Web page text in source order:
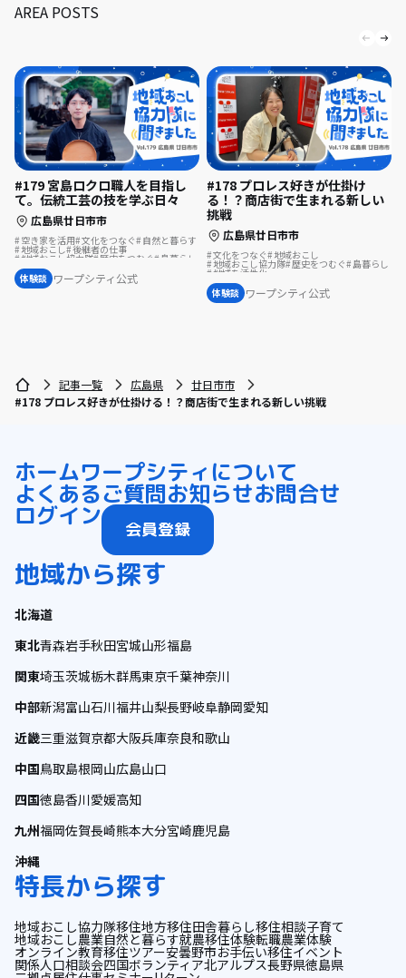
AREA POSTS
#179 宮島ロクロ職人を目指し
て。伝統工芸の技を学ぶ日々
広島県廿日市市
空き家を活用 文化をつなぐ 自然と暮らす
地域おこし 後継者の仕事
地域おこし協力隊 歴史をつむぐ 島暮らし
伝統をつなぐ
地域おこし協力隊に聞いてみた
体験談 ワープシティ公式
#178 プロレス好きが仕掛け
る！？商店街で生まれる新しい
挑戦
広島県廿日市市
文化をつなぐ 地域おこし
地域おこし協力隊 歴史をつむぐ 島暮らし
地域を活性化
地域おこし協力隊に聞いてみた
体験談 ワープシティ公式
記事一覧 広島県
廿日市市
#178 プロレス好きが仕掛ける！？商店街で生まれる新しい挑戦
ホームワープシティについて
よくあるご質問お知らせお問合せ
ログイン 会員登録
地域から探す
北海道
東北青森岩手秋田宮城山形福島
関東埼玉茨城栃木群馬東京千葉神奈川
中部新潟富山石川福井山梨長野岐阜静岡愛知
近畿三重滋賀京都大阪兵庫奈良和歌山
中国鳥取島根岡山広島山口
四国徳島香川愛媛高知
九州福岡佐賀長崎熊本大分宮崎鹿児島
沖縄
特長から探す
地域おこし協力隊移住地方移住田舎暮らし移住相談子育て
地域おこし農業自然と暮らす就農移住体験転職農業体験
オンライン教育移住ツアー安曇野市お手伝い移住イベント
関係人口相談会四国ボランティア北アルプス長野県徳島県